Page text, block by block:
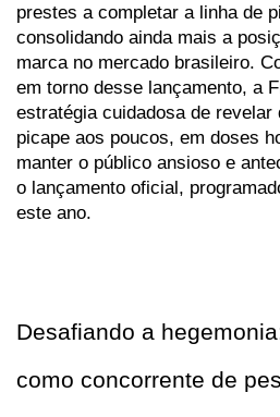
prestes a completar a linha de
consolidando ainda mais a
marca no mercado brasileiro.
em torno desse lançamento, a
estratégia cuidadosa de revelar
picape aos poucos, em doses
manter o público ansioso e
o lançamento oficial,
este ano.
Desafiando a
como concorrente de